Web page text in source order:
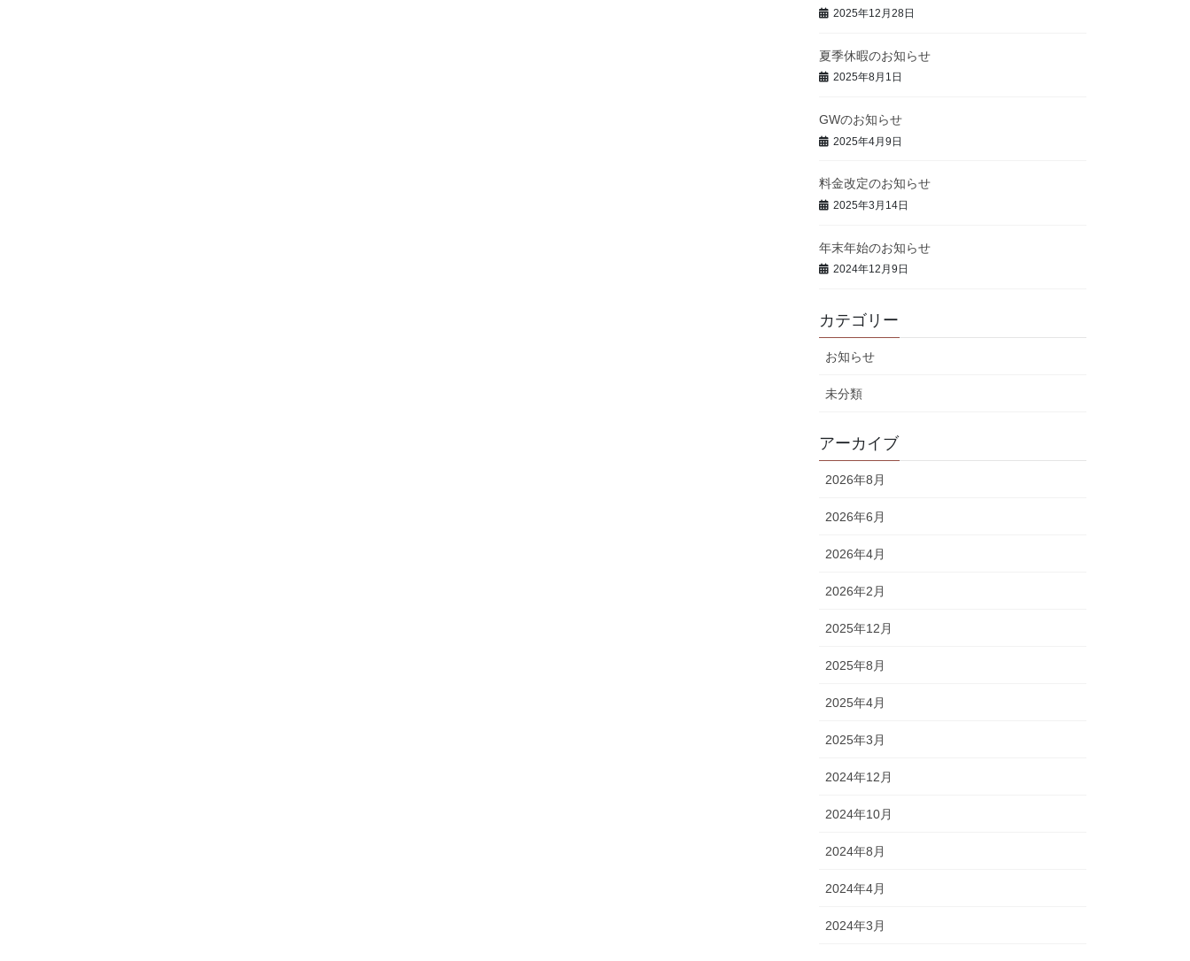
2025年12月28日
夏季休暇のお知らせ
2025年8月1日
GWのお知らせ
2025年4月9日
料金改定のお知らせ
2025年3月14日
年末年始のお知らせ
2024年12月9日
カテゴリー
お知らせ
未分類
アーカイブ
2026年8月
2026年6月
2026年4月
2026年2月
2025年12月
2025年8月
2025年4月
2025年3月
2024年12月
2024年10月
2024年8月
2024年4月
2024年3月